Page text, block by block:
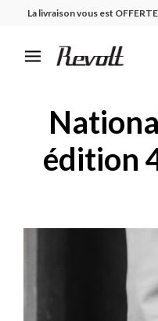
La livraison vous est
édition